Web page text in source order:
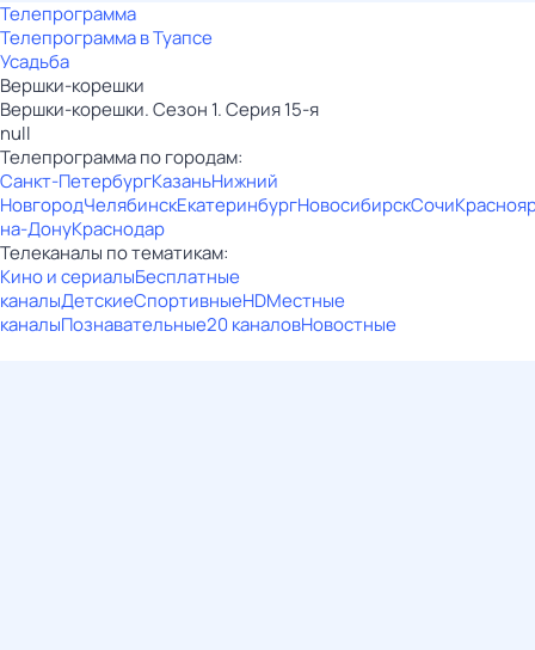
Телепрограмма
Телепрограмма в Туапсе
Усадьба
Вершки-корешки
Вершки-корешки. Сезон 1. Серия 15-я
null
Телепрограмма по городам:
Санкт-ПетербургКазаньНижний
НовгородЧелябинскЕкатеринбургНовосибирскСочи
на-ДонуКраснодар
Телеканалы по тематикам:
Кино и сериалыБесплатные
каналыДетскиеСпортивныеHDМестные
каналыПознавательные20 каналовНовостные